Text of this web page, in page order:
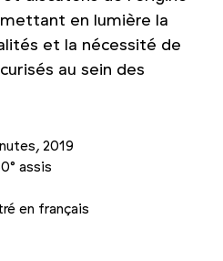
en lumière la
et la nécessité de
au sein des
2019
assis
en français